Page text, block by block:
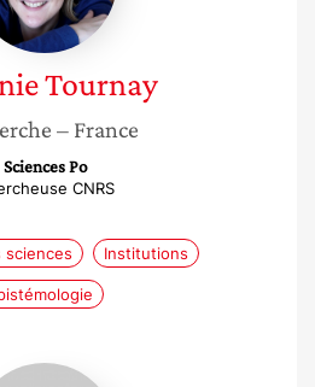
Tournay
– France
Sciences Po
CNRS
sciences Institutions
Isabelle